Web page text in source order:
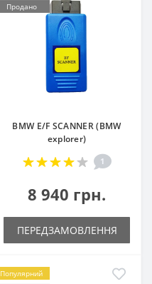
Продано
BMW E/F SCANNER (BMW
explorer)
1
8 940 грн.
ПЕРЕДЗАМОВЛЕННЯ
Популярний